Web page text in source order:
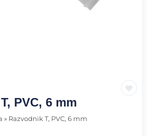
PVC, 6 mm
» Razvodnik T, PVC, 6 mm